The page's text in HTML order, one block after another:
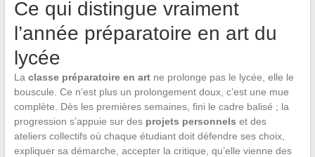
Ce qui distingue vraiment
l’année préparatoire en art du
lycée
La classe préparatoire en artne prolonge pas le lycée, elle le
bouscule. Ce n’est plus un prolongement doux, c’est une mue
complète. Dès les premières semaines, fini le cadre balisé ; la
progression s’appuie sur des projets personnels et des
ateliers collectifs où chaque étudiant doit défendre ses choix,
expliquer sa démarche, accepter la critique, qu’elle vienne des